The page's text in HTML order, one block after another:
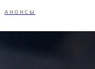
АНОНСЫ